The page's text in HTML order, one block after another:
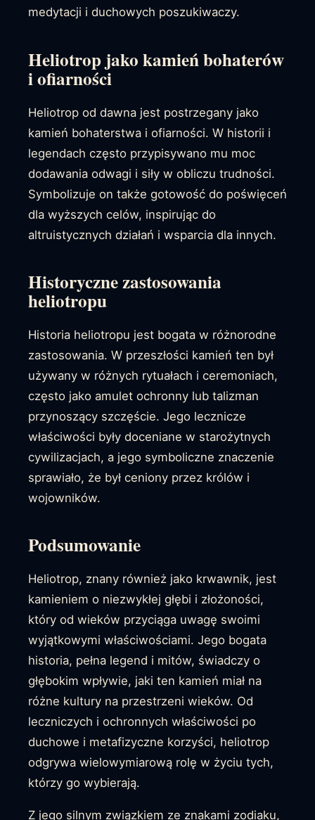
medytacji i duchowych poszukiwaczy.
Heliotrop jako kamień bohaterów
i ofiarności
Heliotrop od dawna jest postrzegany jako
kamień bohaterstwa i ofiarności. W historii i
legendach często przypisywano mu moc
dodawania odwagi i siły w obliczu trudności.
Symbolizuje on także gotowość do poświęceń
dla wyższych celów, inspirując do
altruistycznych działań i wsparcia dla innych.
Historyczne zastosowania
heliotropu
Historia heliotropu jest bogata w różnorodne
zastosowania. W przeszłości kamień ten był
używany w różnych rytuałach i ceremoniach,
często jako amulet ochronny lub talizman
przynoszący szczęście. Jego lecznicze
właściwości były doceniane w starożytnych
cywilizacjach, a jego symboliczne znaczenie
sprawiało, że był ceniony przez królów i
wojowników.
Podsumowanie
Heliotrop, znany również jako krwawnik, jest
kamieniem o niezwykłej głębi i złożoności,
który od wieków przyciąga uwagę swoimi
wyjątkowymi właściwościami. Jego bogata
historia, pełna legend i mitów, świadczy o
głębokim wpływie, jaki ten kamień miał na
różne kultury na przestrzeni wieków. Od
leczniczych i ochronnych właściwości po
duchowe i metafizyczne korzyści, heliotrop
odgrywa wielowymiarową rolę w życiu tych,
którzy go wybierają.
Z jego silnym związkiem ze znakami zodiaku,